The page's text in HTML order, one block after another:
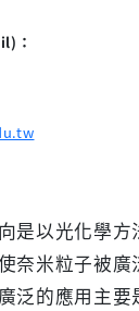
：
以光化學方
奈米粒子被
泛的應用主